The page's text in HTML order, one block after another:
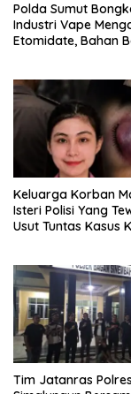
Polda Sumut
Industri Vape
Etomidate, Bahan
Keluarga Korban
Isteri Polisi Yang
Usut Tuntas Kasus
Tim Jatanras Polres